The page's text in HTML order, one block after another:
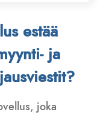
estää
ja
joka